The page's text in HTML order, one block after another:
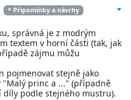
* Připomínky a návrhy
správná je z modrým
textem v horní části (tak, jak
zájmu můžu
pojmenovat stejně jako
princ a ..." (případně
díly podle stejného mustru).